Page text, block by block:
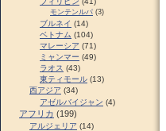
モンテンルパ (3)
ブルネイ (14)
ベトナム (104)
マレーシア (71)
ミャンマー (49)
ラオス (43)
東ティモール (13)
西アジア (34)
アゼルバイジャン (4)
アフリカ (199)
アルジェリア (14)